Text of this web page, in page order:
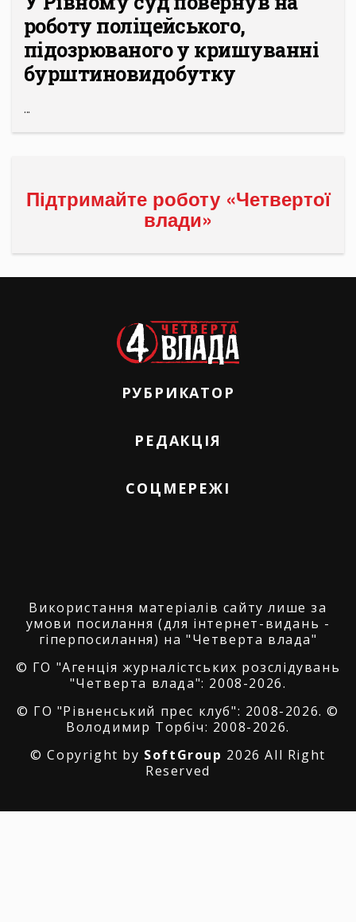
роботу поліцейського,
підозрюваного у кришуванні
бурштиновидобутку
...
Підтримайте роботу «Четвертої
влади»
РУБРИКАТОР
РЕДАКЦІЯ
СОЦМЕРЕЖІ
Використання матеріалів сайту лише за
умови посилання (для інтернет-видань -
гіперпосилання) на "Четверта влада"
© ГО "Агенція журналістських розслідувань
"Четверта влада": 2008-2026.
© ГО "Рівненський прес клуб": 2008-2026. ©
Володимир Торбіч: 2008-2026.
© Copyright by SoftGroup 2026 All Right
Reserved